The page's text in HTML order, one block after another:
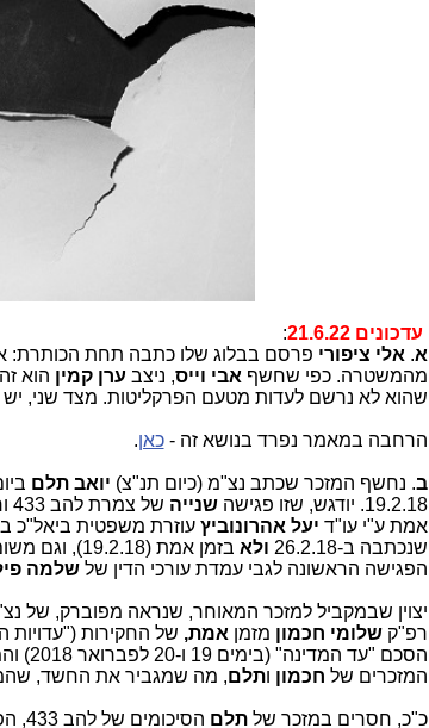
עדכונים 21.6.22
:
א. אלי ציפורי פרסם בבלוג שלו כתבה תחת הכותרת:
מהמשטרה. כפי שחשף אבי וייס, ניצב ערן קמין הוא
שהוא לא נרשם לעדות מטעם הפרקליטות. מצד שני, יש
הרחבה במאמר נפרד בנושא זה -כאן.
ב. נחשף המזכר שכתב נצ"מ (כיום תנ"צ) יואב תלם ביום 26.2.18 על
19.2.18. יודגש, שזו פגישה
שנייה
אמת ע"י עו"ד יעל אהרונוביץ עוזרת משפטית ביאל"כ ב-
שנכתבה ב-26.2.18
ולא
בזמן אמת
הפגישה הראשונה לגבי עמדת עורכי הדין שלשלמה
יצוין שבמקביל למזכר המאוחר, שנראה מפוברק, של
רפ"קשלומי חכמון מזמן אמת, של החקירות ("עדויות
הסכם "עד המדינה" (בימים 19 ו-20 לפברואר 2018) והמזכרים הללו נמצאים:
המזכרים של חכמון ותלם, מה שמגביר את החשד,
כ"כ, חסרים במזכר שלתלם הסיכומים של להב 433, הפרקליטות ורשות ניירות ערך עם עורכי הדין של